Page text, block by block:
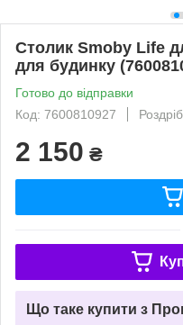
Столик Smoby Life
для будинку
Готово до відправки
Код: 7600810927
Роздріб
2 150 ₴
Що таке купити з